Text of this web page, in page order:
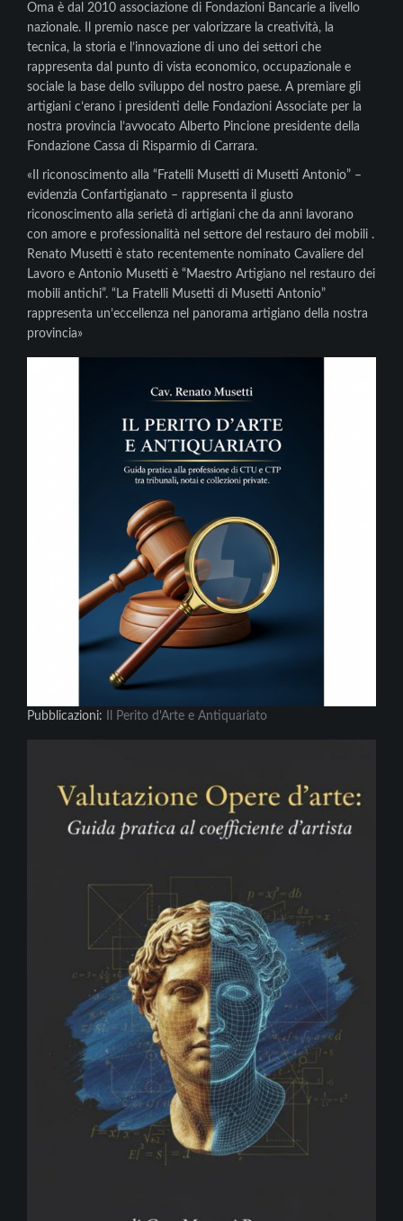
Oma è dal 2010 associazione di Fondazioni Bancarie a livello
nazionale. Il premio nasce per valorizzare la creatività, la
tecnica, la storia e l’innovazione di uno dei settori che
rappresenta dal punto di vista economico, occupazionale e
sociale la base dello sviluppo del nostro paese. A premiare gli
artigiani c’erano i presidenti delle Fondazioni Associate per la
nostra provincia l’avvocato Alberto Pincione presidente della
Fondazione Cassa di Risparmio di Carrara.
«Il riconoscimento alla “Fratelli Musetti di Musetti Antonio” –
evidenzia Confartigianato – rappresenta il giusto
riconoscimento alla serietà di artigiani che da anni lavorano
con amore e professionalità nel settore del restauro dei mobili .
Renato Musetti è stato recentemente nominato Cavaliere del
Lavoro e Antonio Musetti è “Maestro Artigiano nel restauro dei
mobili antichi”. “La Fratelli Musetti di Musetti Antonio”
rappresenta un’eccellenza nel panorama artigiano della nostra
provincia»
Pubblicazioni: Il Perito d'Arte e Antiquariato